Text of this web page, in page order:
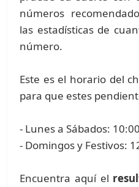
números
las estadísticas de
número.
Este es el horario del
para que estes
- Lunes a Sábados:
- Domingos y Festivos:
Encuentra aquí el